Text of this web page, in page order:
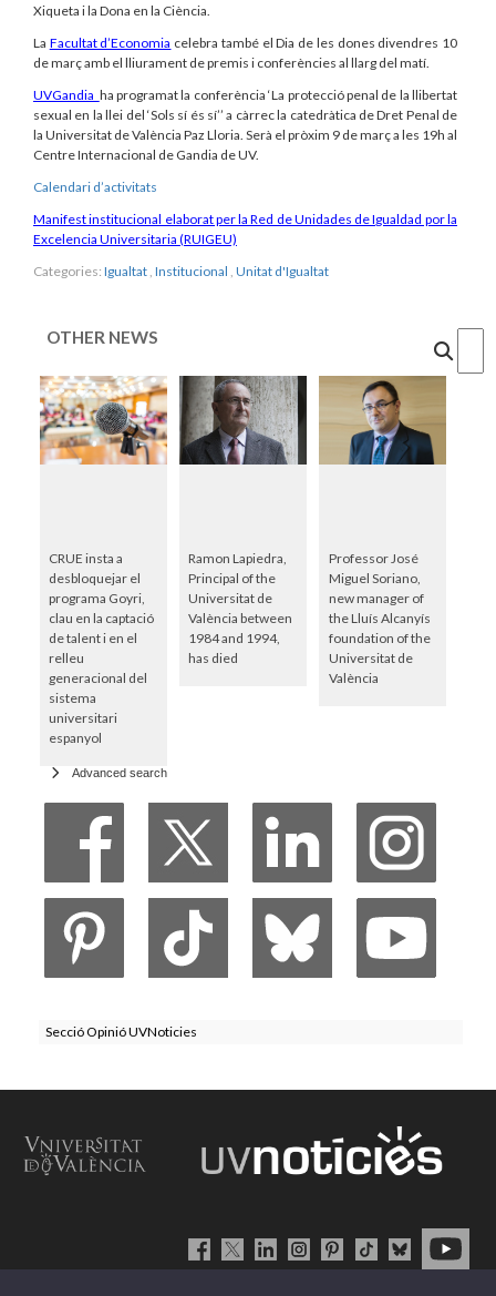
Xiqueta i la Dona en la Ciència.
La Facultat d’Economia celebra també el Dia de les dones divendres 10
de març amb el lliurament de premis i conferències al llarg del matí.
UVGandia ha programat la conferència ‘La protecció penal de la llibertat
sexual en la llei del ‘Sols sí és sí’’ a càrrec la catedràtica de Dret Penal de
la Universitat de València Paz Lloria. Serà el pròxim 9 de març a les 19h al
Centre Internacional de Gandia de UV.
Calendari d’activitats
Manifest institucional elaborat per la Red de Unidades de Igualdad por la
Excelencia Universitaria (RUIGEU)
Categories: Igualtat Institucional Unitat d'Igualtat
OTHER NEWS
CRUE insta a
desbloquejar el
programa Goyri,
clau en la captació
de talent i en el
relleu
generacional del
sistema
universitari
espanyol
Ramon Lapiedra,
Principal of the
Universitat de
València between
1984 and 1994,
has died
Professor José
Miguel Soriano,
new manager of
the Lluís Alcanyís
foundation of the
Universitat de
València
Advanced search
Secció Opinió UVNoticies